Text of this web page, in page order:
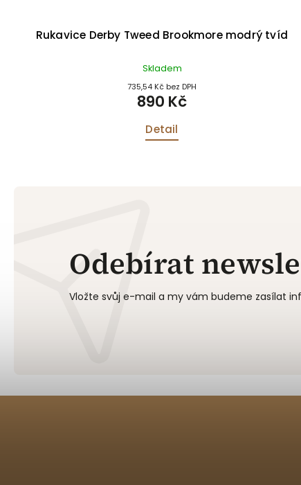
Rukavice Derby Tweed Brookmore modrý tvíd
Skladem
735,54 Kč bez DPH
890 Kč
Detail
Odebírat
Vložte svůj e-mail a my vám budeme zasílat